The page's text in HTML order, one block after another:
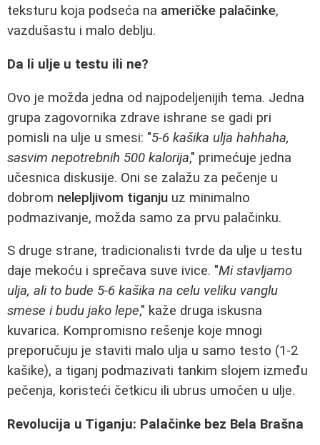
teksturu koja podseća na američke palačinke,
vazdušastu i malo deblju.
Da li ulje u testu ili ne?
Ovo je možda jedna od najpodeljenijih tema. Jedna
grupa zagovornika zdrave ishrane se gadi pri
pomisli na ulje u smesi: "5-6 kašika ulja hahhaha,
sasvim nepotrebnih 500 kalorija," primećuje jedna
učesnica diskusije. Oni se zalažu za pečenje u
dobrom nelepljivom tiganju uz minimalno
podmazivanje, možda samo za prvu palačinku.
S druge strane, tradicionalisti tvrde da ulje u testu
daje mekoću i sprečava suve ivice. "Mi stavljamo
ulja, ali to bude 5-6 kašika na celu veliku vanglu
smese i budu jako lepe," kaže druga iskusna
kuvarica. Kompromisno rešenje koje mnogi
preporučuju je staviti malo ulja u samo testo (1-2
kašike), a tiganj podmazivati tankim slojem između
pečenja, koristeći četkicu ili ubrus umočen u ulje.
Revolucija u Tiganju: Palačinke bez Bela Brašna